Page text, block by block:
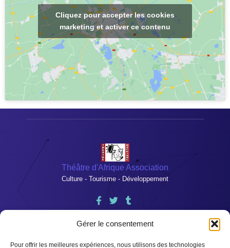
Gérer le consentement
Pour offrir les meilleures expériences, nous utilisons des technologies
Cliquez pour accepter les cookies
marketing et activer ce contenu
Théâtre d'Afrique Association
Culture - Tourisme - Développement
Heures d'ouvertures